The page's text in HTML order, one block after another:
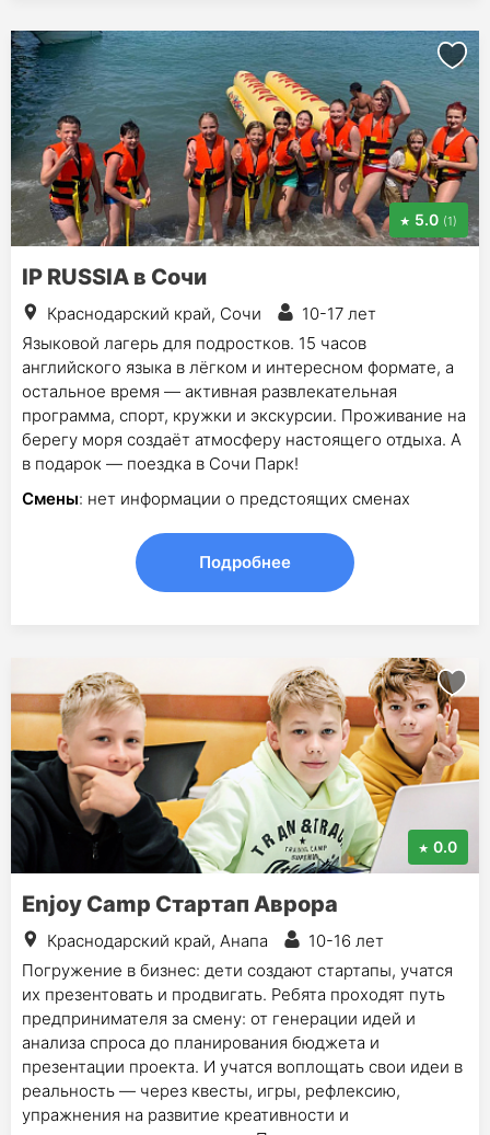
5.0 (1)
IP RUSSIA в Сочи
Краснодарский край, Сочи
10-17 лет
Языковой лагерь для подростков. 15 часов
английского языка в лёгком и интересном формате, а
остальное время — активная развлекательная
программа, спорт, кружки и экскурсии. Проживание на
берегу моря создаёт атмосферу настоящего отдыха. А
в подарок — поездка в Сочи Парк!
Смены: нет информации о предстоящих сменах
Подробнее
0.0
Enjoy Camp Стартап Аврора
Краснодарский край, Анапа
10-16 лет
Погружение в бизнес: дети создают стартапы, учатся
их презентовать и продвигать. Ребята проходят путь
предпринимателя за смену: от генерации идей и
анализа спроса до планирования бюджета и
презентации проекта. И учатся воплощать свои идеи в
реальность — через квесты, игры, рефлексию,
упражнения на развитие креативности и